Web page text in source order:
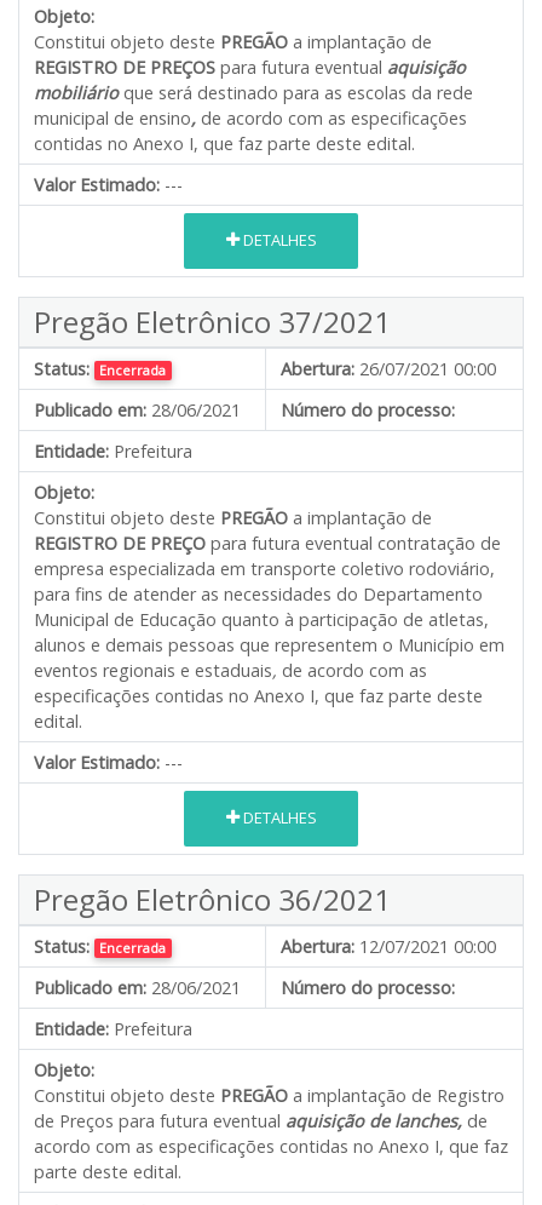
Objeto:
Constitui objeto deste PREGÃO a implantação de
REGISTRO DE PREÇOS para futura eventual aquisição
mobiliário que será destinado para as escolas da rede
municipal de ensino, de acordo com as especificações
contidas no Anexo I, que faz parte deste edital.
Valor Estimado: ---
DETALHES
Pregão Eletrônico 37/2021
Status: Encerrada Abertura: 26/07/2021 00:00
Publicado em: 28/06/2021
Número do processo:
Entidade: Prefeitura
Objeto:
Constitui objeto deste PREGÃO a implantação de
REGISTRO DE PREÇO para futura eventual contratação de
empresa especializada em transporte coletivo rodoviário,
para fins de atender as necessidades do Departamento
Municipal de Educação quanto à participação de atletas,
alunos e demais pessoas que representem o Município em
eventos regionais e estaduais, de acordo com as
especificações contidas no Anexo I, que faz parte deste
edital.
Valor Estimado: ---
DETALHES
Pregão Eletrônico 36/2021
Status: Encerrada Abertura: 12/07/2021 00:00
Publicado em: 28/06/2021
Número do processo:
Entidade: Prefeitura
Objeto:
Constitui objeto deste PREGÃO a implantação de Registro
de Preços para futura eventual aquisição de lanches, de
acordo com as especificações contidas no Anexo I, que faz
parte deste edital.